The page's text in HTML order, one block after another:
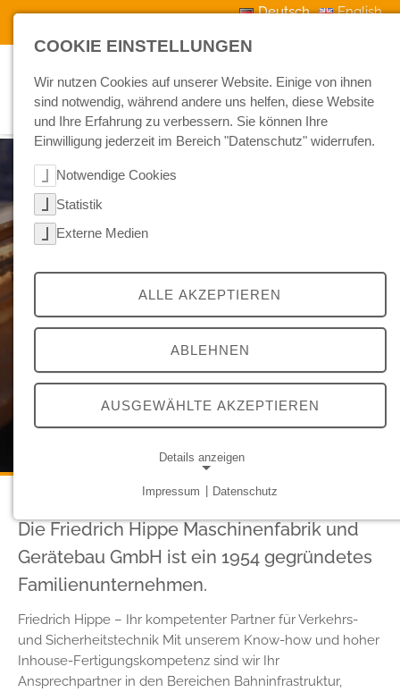
Skip to main navigation
Skip to main content
Skip to page footer Deutsch
English
NEU: RailPredict
Weichenüberwachung in Echtzeit
Erfahren Sie mehr
Die Friedrich Hippe Maschinenfabrik und
Gerätebau GmbH ist ein 1954 gegründetes
Familienunternehmen.
Friedrich Hippe – Ihr kompetenter Partner für Verkehrs-
und Sicherheitstechnik Mit unserem Know-how und hoher
Inhouse-Fertigungskompetenz sind wir Ihr
Ansprechpartner in den Bereichen Bahninfrastruktur,
COOKIE EINSTELLUNGEN
Wir nutzen Cookies auf unserer Website. Einige von ihnen
sind notwendig, während andere uns helfen, diese Website
und Ihre Erfahrung zu verbessern. Sie können Ihre
Einwilligung jederzeit im Bereich "Datenschutz" widerrufen.
Notwendige Cookies
Statistik
Externe Medien
ALLE AKZEPTIEREN
ABLEHNEN
AUSGEWÄHLTE AKZEPTIEREN
Details anzeigen
Notwendige Cookies ermöglichen grundlegende
Funktionen und sind für die einwandfreie Funktion der
Cookie Consent
Name:
cookie_consent
Impressum Datenschutz